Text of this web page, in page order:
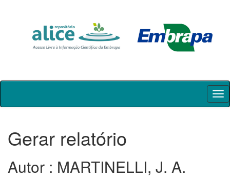
Skip
Gerar relatório
Autor : MARTINELLI, J. A.